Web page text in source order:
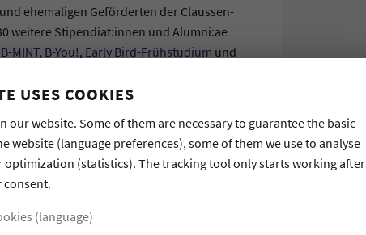
USES COOKIES
our website. Some of them are necessary to guarantee the basic
website (language preferences), some of them we use to analyse
(statistics). The tracking tool only starts working after
consent.
(language)
ehemaligen Geförderten der Claussen-
weitere Stipendiat:innen und Alumni:ae
B-MINT, B-You!, Early Bird-Frühstudium und
und der Raum weiter
Arbeitstischen, eine Couchecke mit
Flügel, eine Tischtennisplatte und einen
Stühle.
Workshops und Veranstaltungen
neuen Räumlichkeiten. Darunter
Flender, Leiter des